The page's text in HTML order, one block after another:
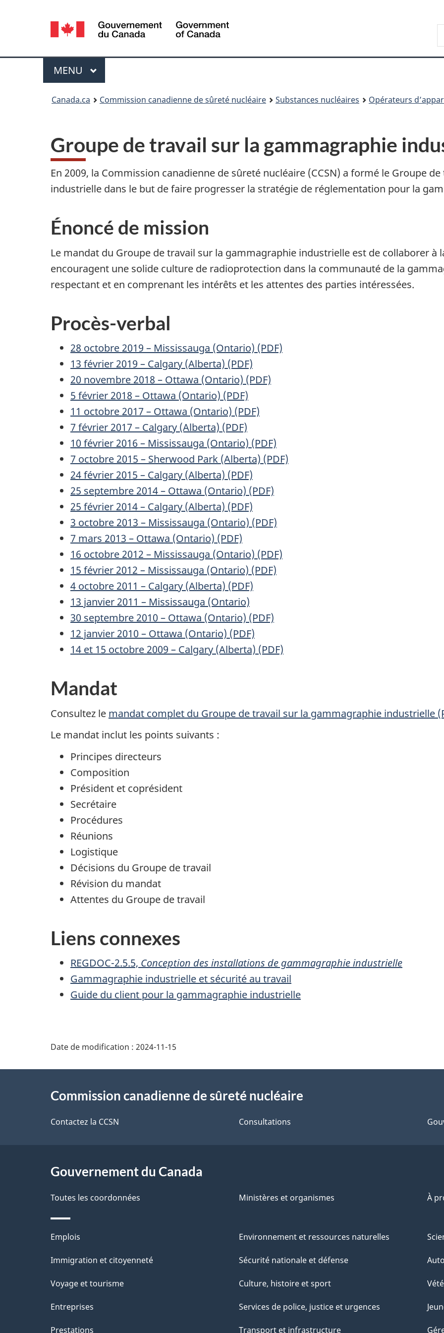
de
Sélection
de
la
langue
Canada
Menu
MENU PRINCIPAL
Canada.ca Commission canadienne de sûreté nucléaire Substances nucléaires Opérateurs
Groupe de travail sur la gammagraphie
En 2009, la Commission canadienne de sûreté nucléaire (CCSN) a formé le Groupe
industrielle dans le but de faire progresser la stratégie de réglementation pour la
Énoncé de mission
Le mandat du Groupe de travail sur la gammagraphie industrielle est de collaborer à
encouragent une solide culture de radioprotection dans la communauté de la
respectant et en comprenant les intérêts et les attentes des parties intéressées.
Procès-verbal
28 octobre 2019 – Mississauga (Ontario) (PDF)
13 février 2019 – Calgary (Alberta) (PDF)
20 novembre 2018 – Ottawa (Ontario) (PDF)
5 février 2018 – Ottawa (Ontario) (PDF)
11 octobre 2017 – Ottawa (Ontario) (PDF)
7 février 2017 – Calgary (Alberta) (PDF)
10 février 2016 – Mississauga (Ontario) (PDF)
7 octobre 2015 – Sherwood Park (Alberta) (PDF)
24 février 2015 – Calgary (Alberta) (PDF)
25 septembre 2014 – Ottawa (Ontario) (PDF)
25 février 2014 – Calgary (Alberta) (PDF)
3 octobre 2013 – Mississauga (Ontario) (PDF)
7 mars 2013 – Ottawa (Ontario) (PDF)
16 octobre 2012 – Mississauga (Ontario) (PDF)
15 février 2012 – Mississauga (Ontario) (PDF)
4 octobre 2011 – Calgary (Alberta) (PDF)
13 janvier 2011 – Mississauga (Ontario)
30 septembre 2010 – Ottawa (Ontario) (PDF)
12 janvier 2010 – Ottawa (Ontario) (PDF)
14 et 15 octobre 2009 – Calgary (Alberta) (PDF)
Mandat
Consultez le mandat complet du Groupe de travail sur la gammagraphie industrielle
Le mandat inclut les points suivants :
Principes directeurs
Composition
Président et coprésident
Secrétaire
Procédures
Réunions
Logistique
Décisions du Groupe de travail
Révision du mandat
Attentes du Groupe de travail
Liens connexes
REGDOC-2.5.5, Conception des installations de gammagraphie industrielle
Gammagraphie industrielle et sécurité au travail
Guide du client pour la gammagraphie industrielle
a
i
s
d
e
l
a
p
a
Date de modification : 2024-11-15
proposCommission canadienne de sûreté nucléaire
Contactez la CCSN Consultations
Gouvernement du Canada
Toutes les coordonnées Ministères et organismes À
Thèmes
et
Emplois
Immigration et citoyenneté
Voyage et tourisme
Entreprises
Prestations
Environnement et ressources naturelles
Sécurité nationale et défense
Culture, histoire et sport
Services de police, justice et urgences
Transport et infrastructure